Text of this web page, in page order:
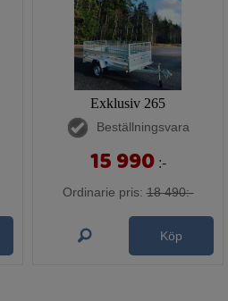
Exklusiv 265
Beställningsvara
15 990 :-
Ordinarie pris: 18 490:-
Köp